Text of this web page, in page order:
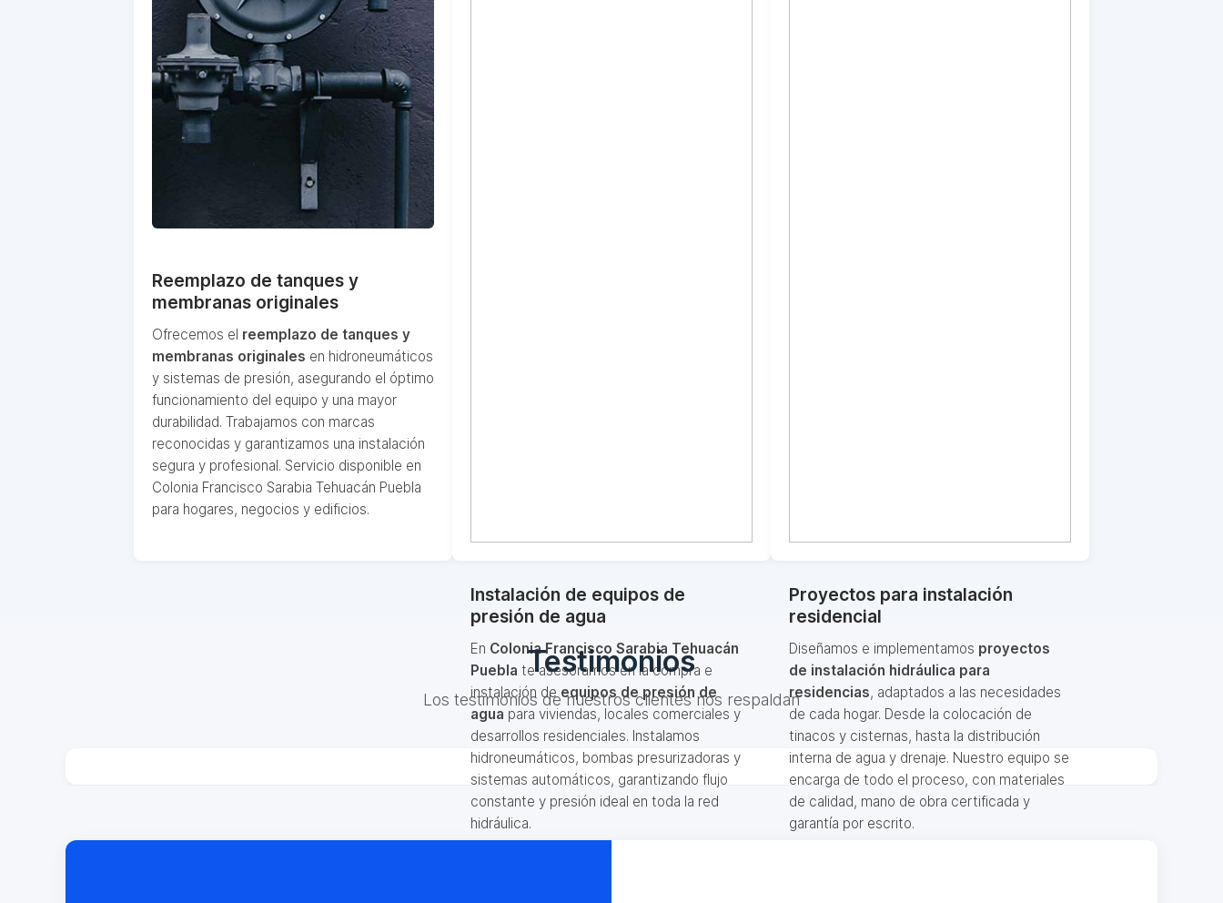
Reemplazo de tanques y
membranas originales
Ofrecemos el reemplazo de tanques y
membranas originales en hidroneumáticos
y sistemas de presión, asegurando el óptimo
funcionamiento del equipo y una mayor
durabilidad. Trabajamos con marcas
reconocidas y garantizamos una instalación
segura y profesional. Servicio disponible en
Colonia Francisco Sarabia Tehuacán Puebla
para hogares, negocios y edificios.
Instalación de equipos de
presión de agua
En Colonia Francisco Sarabia Tehuacán
Puebla te asesoramos en la compra e
instalación deequipos de presión de
agua para viviendas, locales comerciales y
desarrollos residenciales. Instalamos
hidroneumáticos, bombas presurizadoras y
sistemas automáticos, garantizando flujo
constante y presión ideal en toda la red
hidráulica.
Proyectos para instalación
residencial
Diseñamos e implementamos proyectos
de instalación hidráulica para
residencias, adaptados a las necesidades
de cada hogar. Desde la colocación de
tinacos y cisternas, hasta la distribución
interna de agua y drenaje. Nuestro equipo se
encarga de todo el proceso, con materiales
de calidad, mano de obra certificada y
garantía por escrito.
Testimonios
Los testimonios de nuestros clientes nos respaldan